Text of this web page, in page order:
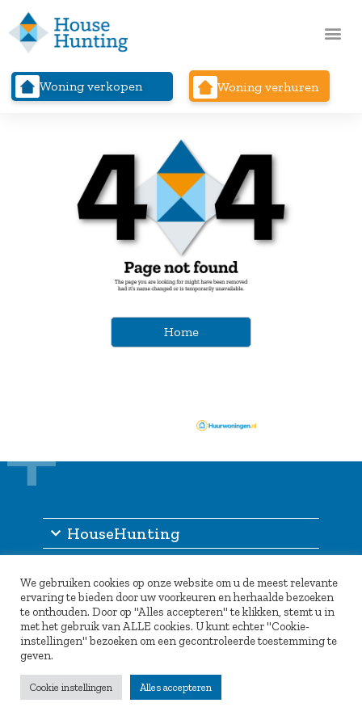
Woning verkopen Woning verhuren
Home
HouseHunting
Inlogportaal
Partners
We gebruiken cookies op onze website om u de meest relevante
ervaring te bieden door uw voorkeuren en herhaalde bezoeken
te onthouden. Door op "Alles accepteren" te klikken, stemt u in
met het gebruik van ALLE cookies. U kunt echter "Cookie-
instellingen" bezoeken om een gecontroleerde toestemming te
geven.
Cookie instellingen Alles accepteren